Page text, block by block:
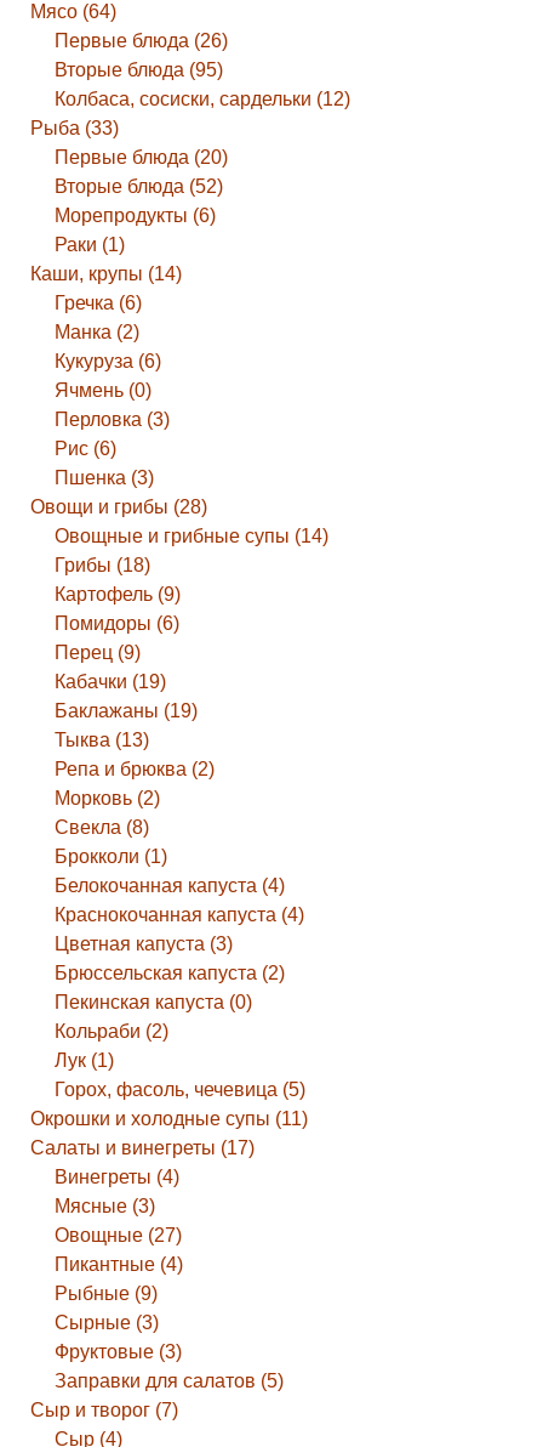
Мясо (64)
Первые блюда (26)
Вторые блюда (95)
Колбаса, сосиски, сардельки (12)
Рыба (33)
Первые блюда (20)
Вторые блюда (52)
Морепродукты (6)
Раки (1)
Каши, крупы (14)
Гречка (6)
Манка (2)
Кукуруза (6)
Ячмень (0)
Перловка (3)
Рис (6)
Пшенка (3)
Овощи и грибы (28)
Овощные и грибные супы (14)
Грибы (18)
Картофель (9)
Помидоры (6)
Перец (9)
Кабачки (19)
Баклажаны (19)
Тыква (13)
Репа и брюква (2)
Морковь (2)
Свекла (8)
Брокколи (1)
Белокочанная капуста (4)
Краснокочанная капуста (4)
Цветная капуста (3)
Брюссельская капуста (2)
Пекинская капуста (0)
Кольраби (2)
Лук (1)
Горох, фасоль, чечевица (5)
Окрошки и холодные супы (11)
Салаты и винегреты (17)
Винегреты (4)
Мясные (3)
Овощные (27)
Пикантные (4)
Рыбные (9)
Сырные (3)
Фруктовые (3)
Заправки для салатов (5)
Сыр и творог (7)
Сыр (4)